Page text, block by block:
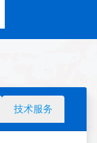
技术服务